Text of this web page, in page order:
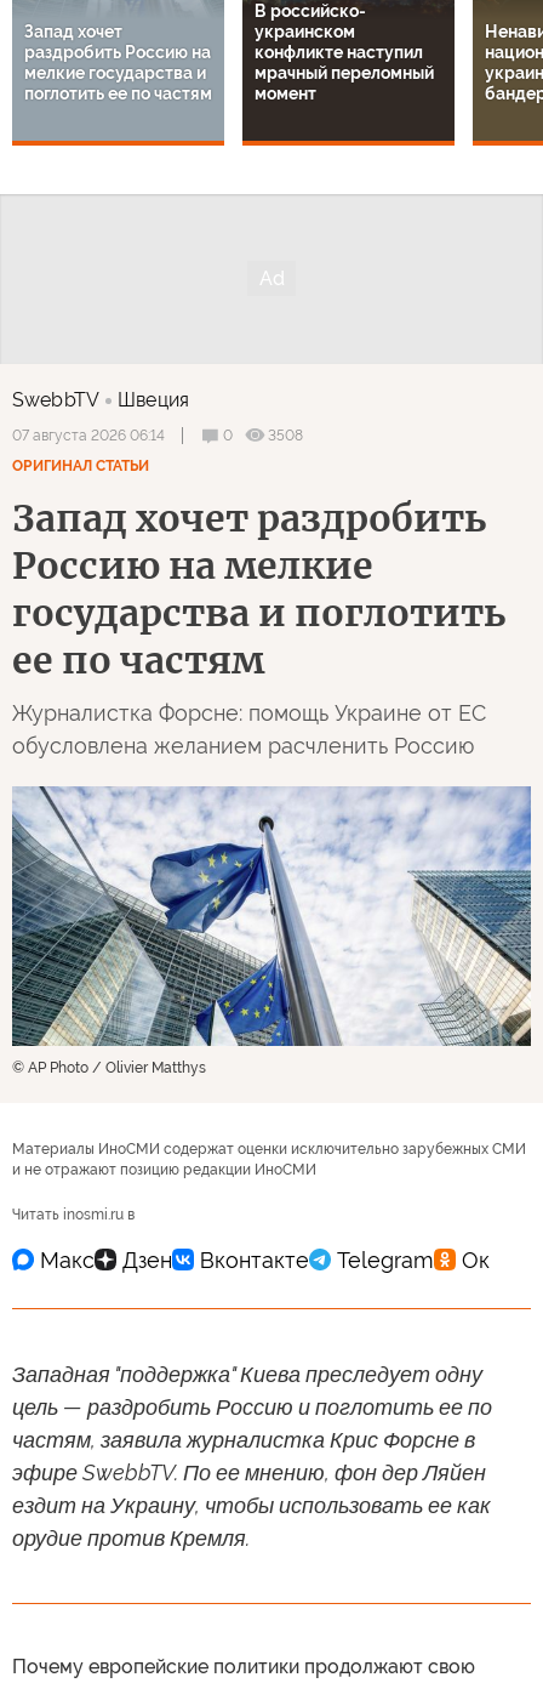
Запад хочет
раздробить Россию на
мелкие государства и
поглотить ее по частям
В российско-
украинском
конфликте наступил
мрачный переломный
момент
SwebbTV Швеция
07 августа 2026 06:14 0
3508
ОРИГИНАЛ СТАТЬИ
Запад хочет раздробить
Россию на мелкие
государства и поглотить
ее по частям
Журналистка Форсне: помощь Украине от ЕС
обусловлена желанием расчленить Россию
© AP Photo / Olivier Matthys
Материалы ИноСМИ содержат оценки исключительно зарубежных СМИ
и не отражают позицию редакции ИноСМИ
Читать inosmi.ru в
Западная "поддержка" Киева преследует одну
цель — раздробить Россию и поглотить ее по
частям, заявила журналистка Крис Форсне в
эфире SwebbTV. По ее мнению, фон дер Ляйен
ездит на Украину, чтобы использовать ее как
орудие против Кремля.
Почему европейские политики продолжают свою